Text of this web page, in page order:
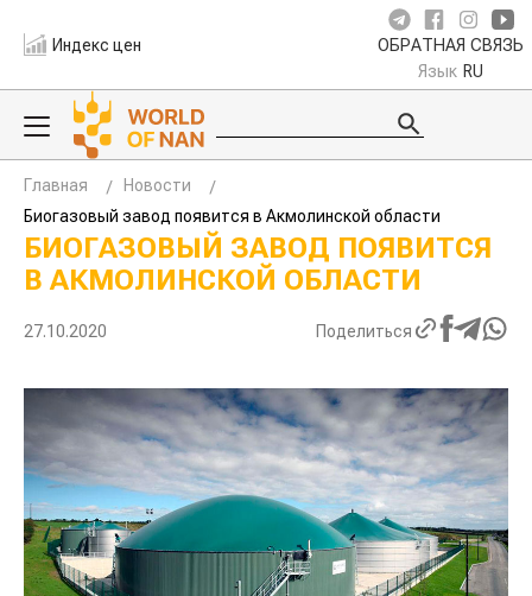
Индекс цен ОБРАТНАЯ СВЯЗЬ
Язык RU
Главная
Новости
Биогазовый завод появится в Акмолинской области
БИОГАЗОВЫЙ ЗАВОД ПОЯВИТСЯ
В АКМОЛИНСКОЙ ОБЛАСТИ
27.10.2020 Поделиться